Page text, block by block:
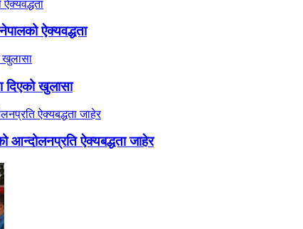
ऐक्यवद्धता
दिएको खुलासा
आन्दोलनप्रति ऐक्यबद्धता जाहेर